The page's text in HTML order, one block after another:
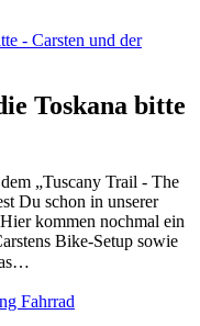
Toskana bitte
„Tuscany Trail - The
Du schon in unserer
kommen nochmal ein
Bike-Setup sowie